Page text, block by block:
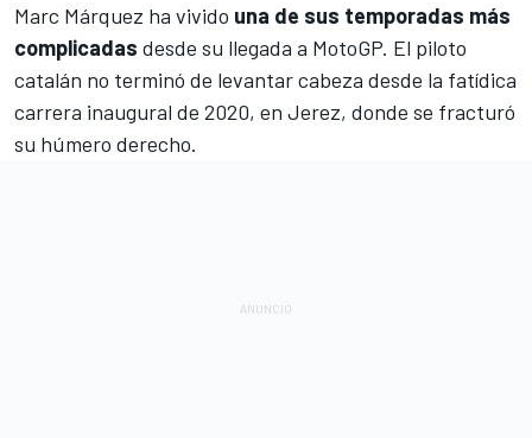
Marc Márquez ha vivido una de sus temporadas más
complicadas desde su llegada a MotoGP. El piloto
catalán no terminó de levantar cabeza desde la fatídica
carrera inaugural de 2020, en Jerez, donde se fracturó
su húmero derecho.